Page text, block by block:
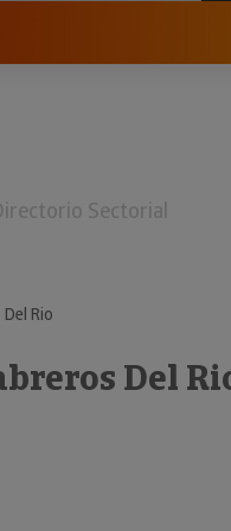
Sectorial
Rio
Del